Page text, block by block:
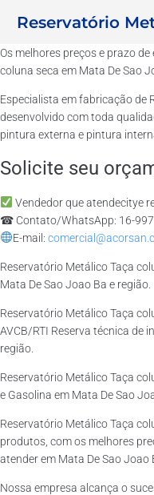
Reservatório
Os melhores preços e prazo
coluna seca em Mata De Sao
Especialista em fabricação de
desenvolvido com toda
pintura externa e pintura
Solicite seu
Vendedor que atendecitye
☎ Contato/WhatsApp: 16-
E-mail:
Reservatório Metálico Taça
Mata De Sao Joao Ba e região.
Reservatório Metálico Taça
AVCB/RTI Reserva técnica de
região.
Reservatório Metálico Taça
e Gasolina em Mata De Sao
Reservatório Metálico Taça
produtos, com os melhores
atender em Mata De Sao Joao
Nossa empresa alcança o